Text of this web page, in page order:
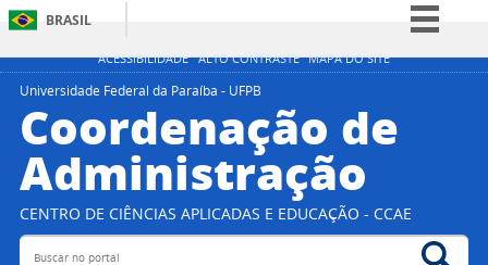
ACESSIBILIDADE ALTO CONTRASTE MAPA DO SITE
BRASIL
Simplifique!
Participe
Acesso à informação
Legislação
Canais
Universidade Federal da Paraíba - UFPB
Coordenação de
Administração
CENTRO DE CIÊNCIAS APLICADAS E EDUCAÇÃO - CCAE
Buscar no portal